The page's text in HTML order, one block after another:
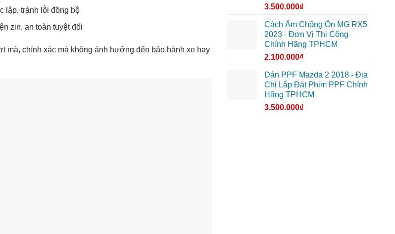
lập, tránh lỗi đồng bộ
zin, an toàn tuyệt đối
mà, chính xác mà không ảnh hưởng đến bảo hành xe hay
3.500.000₫
Cách Âm Chống Ồn MG RX5
2023 - Đơn Vị Thi Công
Chính Hãng TPHCM
2.100.000₫
Dán PPF Mazda 2 2018 - Địa
Chỉ Lắp Đặt Phim PPF Chính
Hãng TPHCM
3.500.000₫